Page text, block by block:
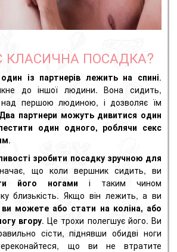
КЛАСИЧНА ПОСАДКА?
один із партнерів лежить на спині.
до іншої людини. Вона сидить,
над першою людиною, і дозволяє їм
Два партнери можуть дивитися один
один одного, роблячи секс
.
зробити посадку зручною для
що коли вершник сидить, ви
його ногами і таким чином
близькість. Якщо він лежить, а ви
ви можете або стати на коліна, або
вгору. Це трохи полегшує його. Ви
сісти, піднявши обидві ноги
що ви не втратите